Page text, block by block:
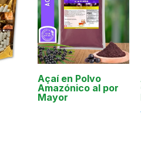
Açaí en Polvo
Amazónico al por
Mayor